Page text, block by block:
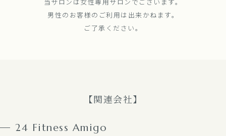
男性のお客様のご利用は出来かねます。
ご了承ください。
【関連会社】
24 Fitness Amigo